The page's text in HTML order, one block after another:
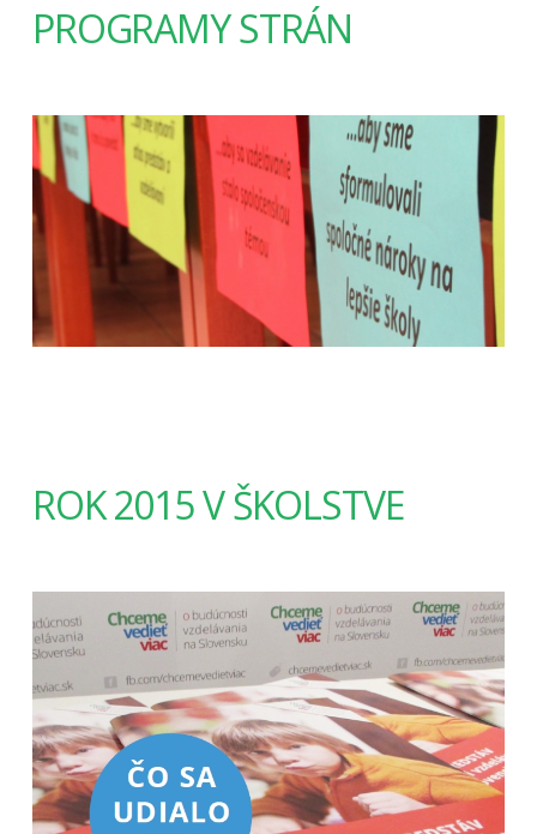
PROGRAMY STRÁN
ROK 2015 V ŠKOLSTVE